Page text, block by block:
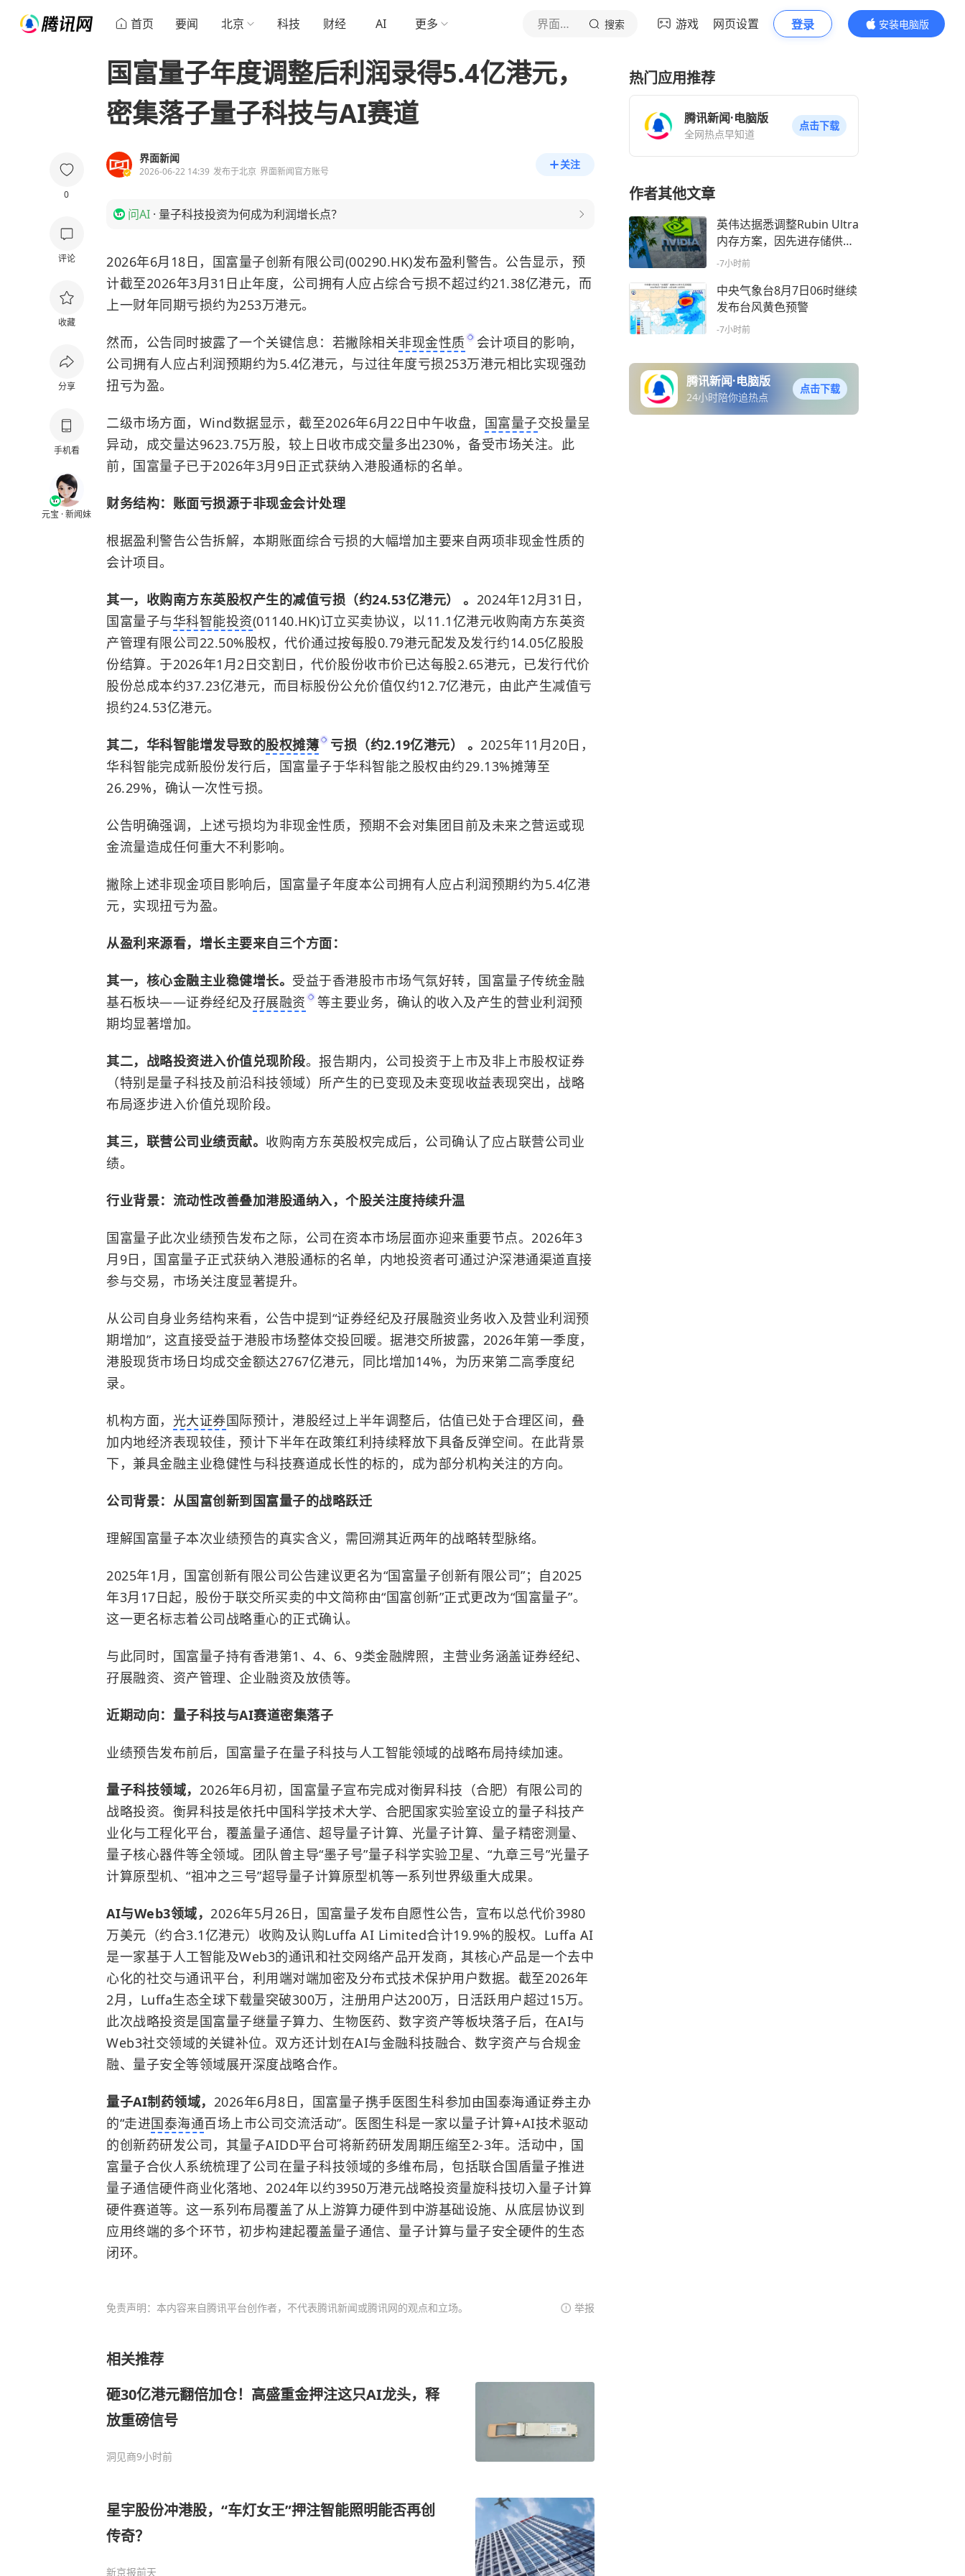
首页 要闻 北京 科技 财经 AI 更多 界面新闻 搜索 游戏 网页设置 登录
安装电脑版
内容更精彩
0
评论
收藏
分享
手机看
元宝 · 新闻妹
国富量子年度调整后利润录得5.4亿港元，
密集落子量子科技与AI赛道
界面新闻
2026-06-22 14:39 发布于北京 界面新闻官方账号
关注
问AI · 量子科技投资为何成为利润增长点？
2026年6月18日，国富量子创新有限公司(00290.HK)发布盈利警告。公告显示，预
计截至2026年3月31日止年度，公司拥有人应占综合亏损不超过约21.38亿港元，而
上一财年同期亏损约为253万港元。
然而，公告同时披露了一个关键信息：若撇除相关非现金性质
会计项目的影响，
公司拥有人应占利润预期约为5.4亿港元，与过往年度亏损253万港元相比实现强劲
扭亏为盈。
二级市场方面，Wind数据显示，截至2026年6月22日中午收盘， 国富量子交投量呈
异动，成交量达9623.75万股，较上日收市成交量多出230%，备受市场关注。此
前，国富量子已于2026年3月9日正式获纳入港股通标的名单。
财务结构：账面亏损源于非现金会计处理
根据盈利警告公告拆解，本期账面综合亏损的大幅增加主要来自两项非现金性质的
会计项目。
其一，收购南方东英股权产生的减值亏损（约24.53亿港元） 。 2024年12月31日，
国富量子与华科智能投资(01140.HK)订立买卖协议，以11.1亿港元收购南方东英资
产管理有限公司22.50%股权，代价通过按每股0.79港元配发及发行约14.05亿股股
份结算。于2026年1月2日交割日，代价股份收市价已达每股2.65港元，已发行代价
股份总成本约37.23亿港元，而目标股份公允价值仅约12.7亿港元，由此产生减值亏
损约24.53亿港元。
其二，华科智能增发导致的股权摊薄 亏损（约2.19亿港元） 。 2025年11月20日，
华科智能完成新股份发行后，国富量子于华科智能之股权由约29.13%摊薄至
26.29%，确认一次性亏损。
公告明确强调，上述亏损均为非现金性质，预期不会对集团目前及未来之营运或现
金流量造成任何重大不利影响。
撇除上述非现金项目影响后，国富量子年度本公司拥有人应占利润预期约为5.4亿港
元，实现扭亏为盈。
从盈利来源看，增长主要来自三个方面：
其一，核心金融主业稳健增长。 受益于香港股市市场气氛好转，国富量子传统金融
基石板块——证券经纪及孖展融资
等主要业务，确认的收入及产生的营业利润预
期均显著增加。
其二，战略投资进入价值兑现阶段。报告期内，公司投资于上市及非上市股权证券
（特别是量子科技及前沿科技领域）所产生的已变现及未变现收益表现突出，战略
布局逐步进入价值兑现阶段。
其三，联营公司业绩贡献。 收购南方东英股权完成后，公司确认了应占联营公司业
绩。
行业背景：流动性改善叠加港股通纳入，个股关注度持续升温
国富量子此次业绩预告发布之际，公司在资本市场层面亦迎来重要节点。2026年3
月9日，国富量子正式获纳入港股通标的名单，内地投资者可通过沪深港通渠道直接
参与交易，市场关注度显著提升。
从公司自身业务结构来看，公告中提到“证券经纪及孖展融资业务收入及营业利润预
期增加”，这直接受益于港股市场整体交投回暖。据港交所披露，2026年第一季度，
港股现货市场日均成交金额达2767亿港元，同比增加14%，为历来第二高季度纪
录。
机构方面， 光大证券国际预计，港股经过上半年调整后，估值已处于合理区间，叠
加内地经济表现较佳，预计下半年在政策红利持续释放下具备反弹空间。在此背景
下，兼具金融主业稳健性与科技赛道成长性的标的，成为部分机构关注的方向。
公司背景：从国富创新到国富量子的战略跃迁
理解国富量子本次业绩预告的真实含义，需回溯其近两年的战略转型脉络。
2025年1月，国富创新有限公司公告建议更名为“国富量子创新有限公司”；自2025
年3月17日起，股份于联交所买卖的中文简称由“国富创新”正式更改为“国富量子”。
这一更名标志着公司战略重心的正式确认。
与此同时，国富量子持有香港第1、4、6、9类金融牌照，主营业务涵盖证券经纪、
孖展融资、资产管理、企业融资及放债等。
近期动向：量子科技与AI赛道密集落子
业绩预告发布前后，国富量子在量子科技与人工智能领域的战略布局持续加速。
量子科技领域， 2026年6月初，国富量子宣布完成对衡昇科技（合肥）有限公司的
战略投资。衡昇科技是依托中国科学技术大学、合肥国家实验室设立的量子科技产
业化与工程化平台，覆盖量子通信、超导量子计算、光量子计算、量子精密测量、
量子核心器件等全领域。团队曾主导“墨子号”量子科学实验卫星、“九章三号”光量子
计算原型机、“祖冲之三号”超导量子计算原型机等一系列世界级重大成果。
AI与Web3领域， 2026年5月26日，国富量子发布自愿性公告，宣布以总代价3980
万美元（约合3.1亿港元）收购及认购Luffa AI Limited合计19.9%的股权。Luffa AI
是一家基于人工智能及Web3的通讯和社交网络产品开发商，其核心产品是一个去中
心化的社交与通讯平台，利用端对端加密及分布式技术保护用户数据。截至2026年
2月，Luffa生态全球下载量突破300万，注册用户达200万，日活跃用户超过15万。
此次战略投资是国富量子继量子算力、生物医药、数字资产等板块落子后，在AI与
Web3社交领域的关键补位。双方还计划在AI与金融科技融合、数字资产与合规金
融、量子安全等领域展开深度战略合作。
量子AI制药领域， 2026年6月8日，国富量子携手医图生科参加由国泰海通证券主办
的“走进国泰海通百场上市公司交流活动”。医图生科是一家以量子计算+AI技术驱动
的创新药研发公司，其量子AIDD平台可将新药研发周期压缩至2-3年。活动中，国
富量子合伙人系统梳理了公司在量子科技领域的多维布局，包括联合国盾量子推进
量子通信硬件商业化落地、2024年以约3950万港元战略投资量旋科技切入量子计算
硬件赛道等。这一系列布局覆盖了从上游算力硬件到中游基础设施、从底层协议到
应用终端的多个环节，初步构建起覆盖量子通信、量子计算与量子安全硬件的生态
闭环。
免责声明：本内容来自腾讯平台创作者，不代表腾讯新闻或腾讯网的观点和立场。 举报
相关推荐
砸30亿港元翻倍加仓！高盛重金押注这只AI龙头，释
放重磅信号
洞见商9小时前
星宇股份冲港股，“车灯女王”押注智能照明能否再创
传奇？
新京报前天
热门应用推荐
腾讯新闻·电脑版
全网热点早知道
点击下载
作者其他文章
英伟达据悉调整Rubin Ultra
内存方案，因先进存储供应
面临压力
-7小时前
中央气象台8月7日06时继续
发布台风黄色预警
-7小时前
腾讯新闻·电脑版
24小时陪你追热点
点击下载